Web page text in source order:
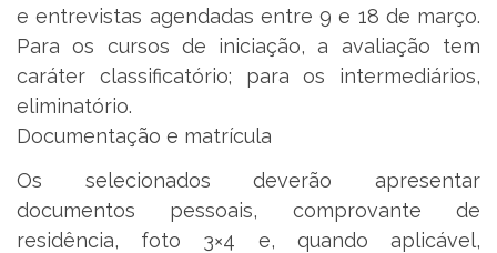
e entrevistas agendadas entre 9 e 18 de março.
Para os cursos de iniciação, a avaliação tem
caráter classificatório; para os intermediários,
eliminatório.
Documentação e matrícula
Os selecionados deverão apresentar
documentos pessoais, comprovante de
residência, foto 3×4 e, quando aplicável,